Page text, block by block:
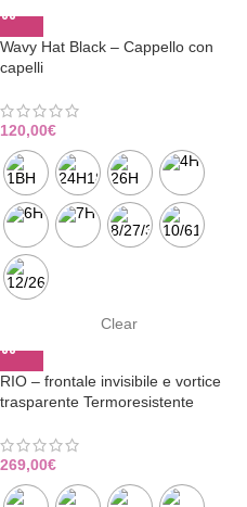
Wavy Hat Black – Cappello con
capelli
120,00€
Clear
RIO – frontale invisibile e vortice
trasparente Termoresistente
269,00€